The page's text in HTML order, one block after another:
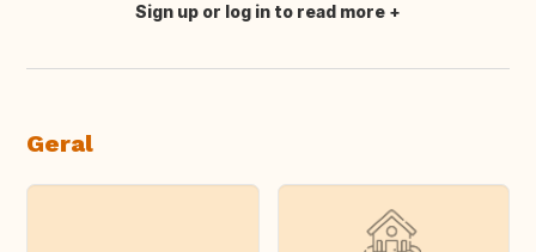
Fazer tradução
Sign up or log in to read more
Geral